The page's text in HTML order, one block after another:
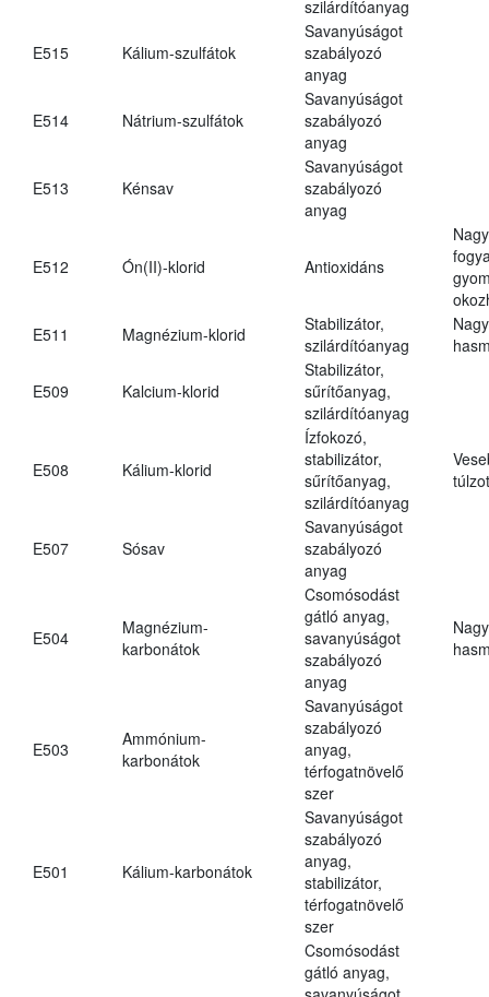
szilárdítóanyag
E515 Kálium-szulfátok
Savanyúságot
szabályozó
anyag
E514 Nátrium-szulfátok
Savanyúságot
szabályozó
anyag
E513 Kénsav
Savanyúságot
szabályozó
anyag
E512 Ón(II)-klorid Antioxidáns
E511
Magnézium-klorid
Stabilizátor,
szilárdítóanyag
E509 Kalcium-klorid
Stabilizátor,
sűrítőanyag,
szilárdítóanyag
E508 Kálium-klorid
Ízfokozó,
stabilizátor,
sűrítőanyag,
szilárdítóanyag
E507 Sósav
Savanyúságot
szabályozó
anyag
E504
Magnézium-
karbonátok
Csomósodást
gátló anyag,
savanyúságot
szabályozó
anyag
E503
Ammónium-
karbonátok
Savanyúságot
szabályozó
anyag,
térfogatnövelő
szer
E501 Kálium-karbonátok
Savanyúságot
szabályozó
anyag,
stabilizátor,
térfogatnövelő
szer
Csomósodást
gátló anyag,